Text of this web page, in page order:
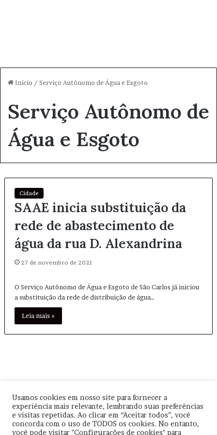
Início / Serviço Autônomo de Água e Esgoto
Serviço Autônomo de
Água e Esgoto
Cidade
SAAE inicia substituição da
rede de abastecimento de
água da rua D. Alexandrina
27 de novembro de 2021
O Serviço Autônomo de Água e Esgoto de São Carlos já iniciou
a substituição da rede de distribuição de água…
Leia mais »
© Copyright2026, Todos os direitos reservados | |Termos de
Uso|Política de Privacidade| CNPJ: 57.671.561/0001-30 |
Usamos cookies em nosso site para fornecer a
experiência mais relevante, lembrando suas preferências
e visitas repetidas. Ao clicar em “Aceitar todos”, você
concorda com o uso de TODOS os cookies. No entanto,
você pode visitar "Configurações de cookies" para